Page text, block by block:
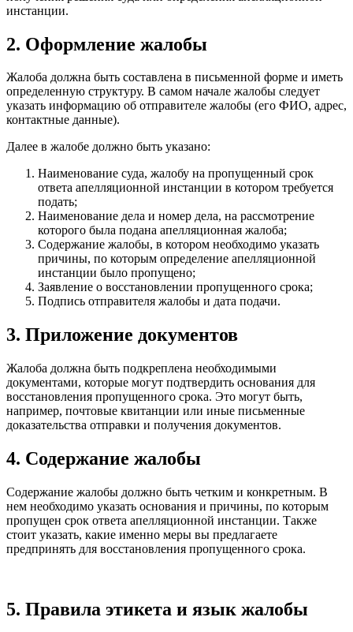
инстанции.
2. Оформление жалобы
Жалоба должна быть составлена в письменной форме и иметь
определенную структуру. В самом начале жалобы следует
указать информацию об отправителе жалобы (его ФИО, адрес,
контактные данные).
Далее в жалобе должно быть указано:
Наименование суда, жалобу на пропущенный срок
ответа апелляционной инстанции в котором требуется
подать;
Наименование дела и номер дела, на рассмотрение
которого была подана апелляционная жалоба;
Содержание жалобы, в котором необходимо указать
причины, по которым определение апелляционной
инстанции было пропущено;
Заявление о восстановлении пропущенного срока;
Подпись отправителя жалобы и дата подачи.
3. Приложение документов
Жалоба должна быть подкреплена необходимыми
документами, которые могут подтвердить основания для
восстановления пропущенного срока. Это могут быть,
например, почтовые квитанции или иные письменные
доказательства отправки и получения документов.
4. Содержание жалобы
Содержание жалобы должно быть четким и конкретным. В
нем необходимо указать основания и причины, по которым
пропущен срок ответа апелляционной инстанции. Также
стоит указать, какие именно меры вы предлагаете
предпринять для восстановления пропущенного срока.
5. Правила этикета и язык жалобы